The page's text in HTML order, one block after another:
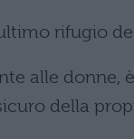
rifugio
alle donne,
della